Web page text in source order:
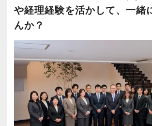
また意欲があり本人の希望があれ
あっても担当をお任せすることが
「今は子育て中だから限られた時
ゆくは正社員で活躍したい」
といった方も大歓迎です！
とができます。
◆小型犬がいる会計事務所です
所内には代表が飼っている小型犬(
す。
犬好きな方なら癒されながら働け
一方で犬が苦手な方、アレルギー
は難しいかもしれません。
や経理経験を活かして、一緒
んか？